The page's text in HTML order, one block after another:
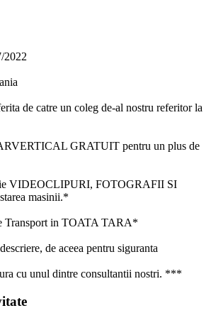
2022
de catre un coleg de-al nostru referitor la
GRATUIT pentru un plus de
VIDEOCLIPURI, FOTOGRAFII SI
masinii.*
Transport in TOATA TARA*
de aceea pentru siguranta
cu unul dintre consultantii nostri. ***